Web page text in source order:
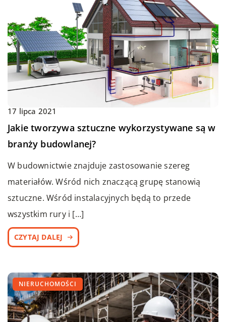
17 lipca 2021
Jakie tworzywa sztuczne wykorzystywane są w
branży budowlanej?
W budownictwie znajduje zastosowanie szereg
materiałów. Wśród nich znaczącą grupę stanowią
sztuczne. Wśród instalacyjnych będą to przede
wszystkim rury i […]
CZYTAJ DALEJ
NIERUCHOMOŚCI